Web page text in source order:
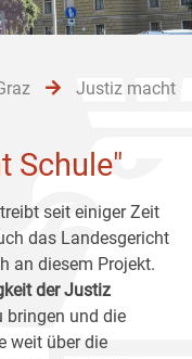
Justiz macht
Schule"
seit einiger Zeit
das Landesgericht
an diesem Projekt.
der Justiz
bringen und die
weit über die